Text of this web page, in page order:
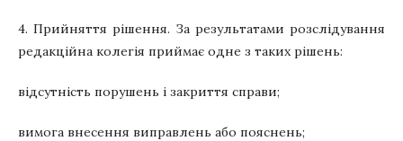
4. Прийняття рішення. За результатами розслідування
редакційна колегія приймає одне з таких рішень:
відсутність порушень і закриття справи;
вимога внесення виправлень або пояснень;